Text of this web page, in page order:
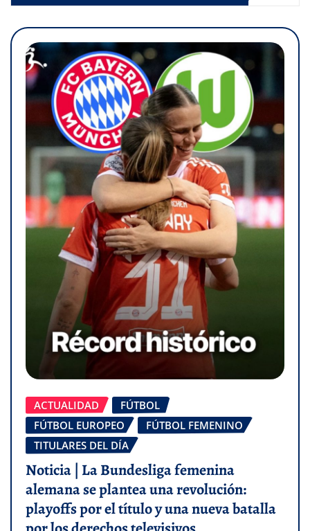
ACTUALIDAD
FÚTBOL
FÚTBOL EUROPEO
FÚTBOL FEMENINO
TITULARES DEL DÍA
Noticia | La Bundesliga femenina
alemana se plantea una revolución:
playoffs por el título y una nueva batalla